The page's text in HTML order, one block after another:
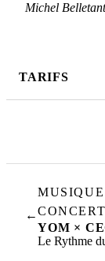
Michel
TARIFS
←CONCERT
YOM ×
Le Rythme